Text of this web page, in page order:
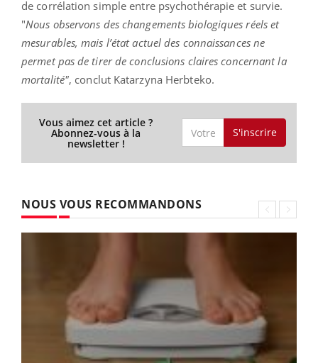
de corrélation simple entre psychothérapie et survie.
"Nous observons des changements biologiques réels et
mesurables, mais l’état actuel des connaissances ne
permet pas de tirer de conclusions claires concernant la
mortalité", conclut Katarzyna Herbteko.
Vous aimez cet article ?
Abonnez-vous à la
newsletter !
S'inscrire
NOUS VOUS RECOMMANDONS